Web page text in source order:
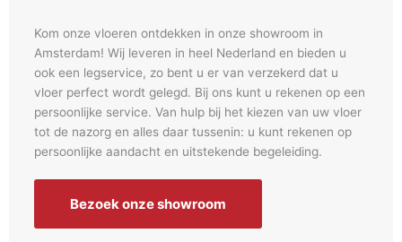
Kom onze vloeren ontdekken in onze showroom in
Amsterdam! Wij leveren in heel Nederland en bieden u
ook een legservice, zo bent u er van verzekerd dat u
vloer perfect wordt gelegd. Bij ons kunt u rekenen op een
persoonlijke service. Van hulp bij het kiezen van uw vloer
tot de nazorg en alles daar tussenin: u kunt rekenen op
persoonlijke aandacht en uitstekende begeleiding.
Bezoek onze showroom